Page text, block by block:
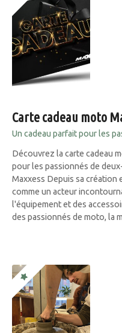
Carte cadeau moto
Un cadeau parfait pour les
Découvrez la carte cadeau
pour les passionnés de
Maxxess Depuis sa création
comme un acteur
l'équipement et des
des passionnés de moto, la